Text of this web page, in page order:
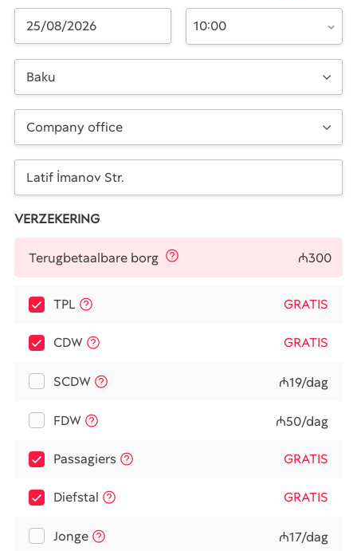
10:00
Baku
Company office
VERZEKERING
Terugbetaalbare borg ₼300
TPL GRATIS
CDW GRATIS
SCDW ₼19/dag
FDW ₼50/dag
Passagiers GRATIS
Diefstal GRATIS
Jonge ₼17/dag